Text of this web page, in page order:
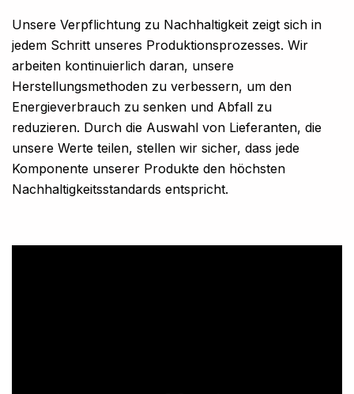
Unsere Verpflichtung zu Nachhaltigkeit zeigt sich in
jedem Schritt unseres Produktionsprozesses. Wir
arbeiten kontinuierlich daran, unsere
Herstellungsmethoden zu verbessern, um den
Energieverbrauch zu senken und Abfall zu
reduzieren. Durch die Auswahl von Lieferanten, die
unsere Werte teilen, stellen wir sicher, dass jede
Komponente unserer Produkte den höchsten
Nachhaltigkeitsstandards entspricht.